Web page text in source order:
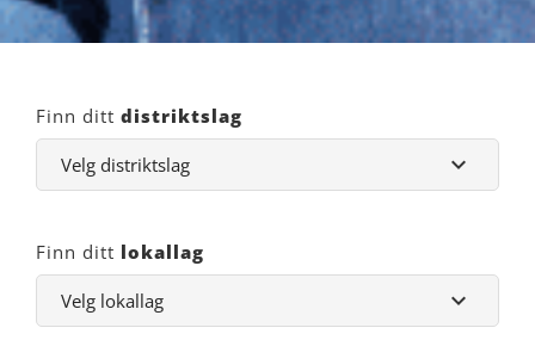
Finn ditt distriktslag
Finn ditt lokallag